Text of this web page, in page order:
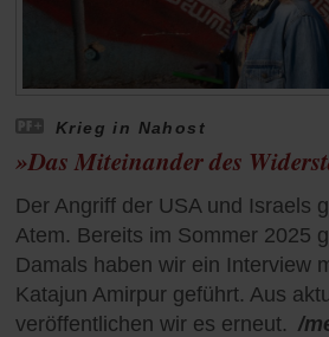
Krieg in Nahost
»Das Miteinander des
Der Angriff der USA und Israels
Atem. Bereits im Sommer 2025
Damals haben wir ein Interview
Katajun Amirpur geführt. Aus
veröffentlichen wir es erneut. /